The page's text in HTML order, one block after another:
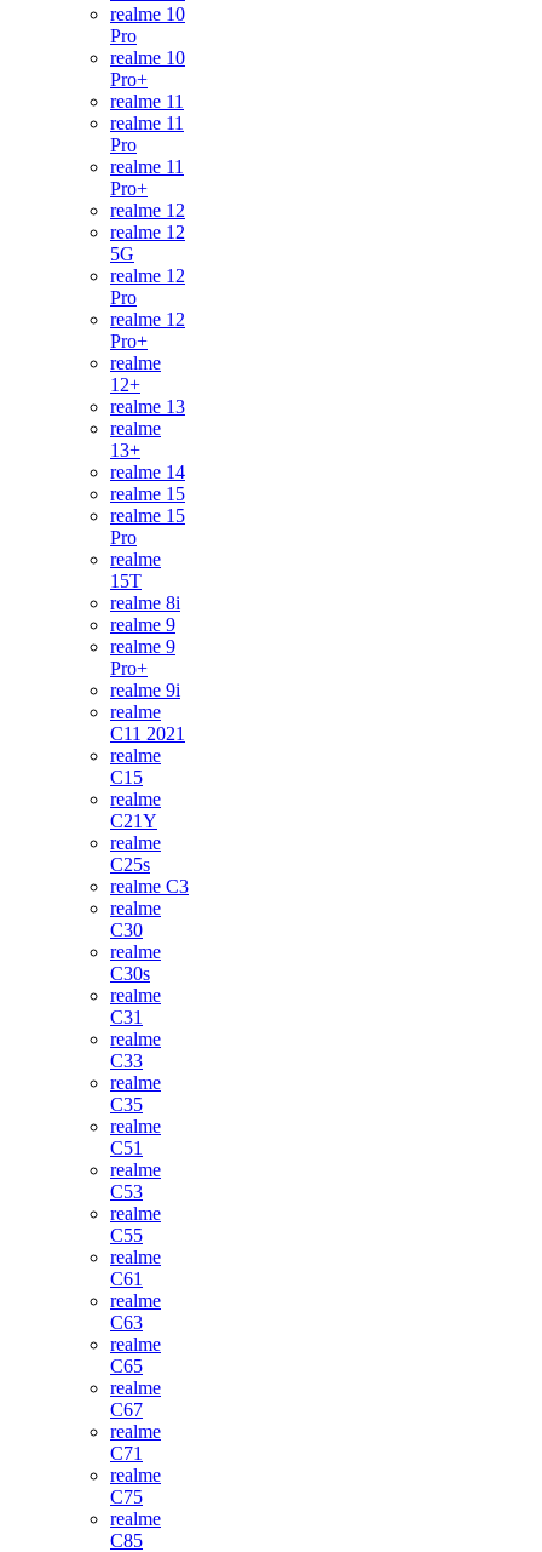
realme 10
Pro
realme 10
Pro+
realme 11
realme 11
Pro
realme 11
Pro+
realme 12
realme 12
5G
realme 12
Pro
realme 12
Pro+
realme
12+
realme 13
realme
13+
realme 14
realme 15
realme 15
Pro
realme
15T
realme 8i
realme 9
realme 9
Pro+
realme 9i
realme
C11 2021
realme
C15
realme
C21Y
realme
C25s
realme C3
realme
C30
realme
C30s
realme
C31
realme
C33
realme
C35
realme
C51
realme
C53
realme
C55
realme
C61
realme
C63
realme
C65
realme
C67
realme
C71
realme
C75
realme
C85